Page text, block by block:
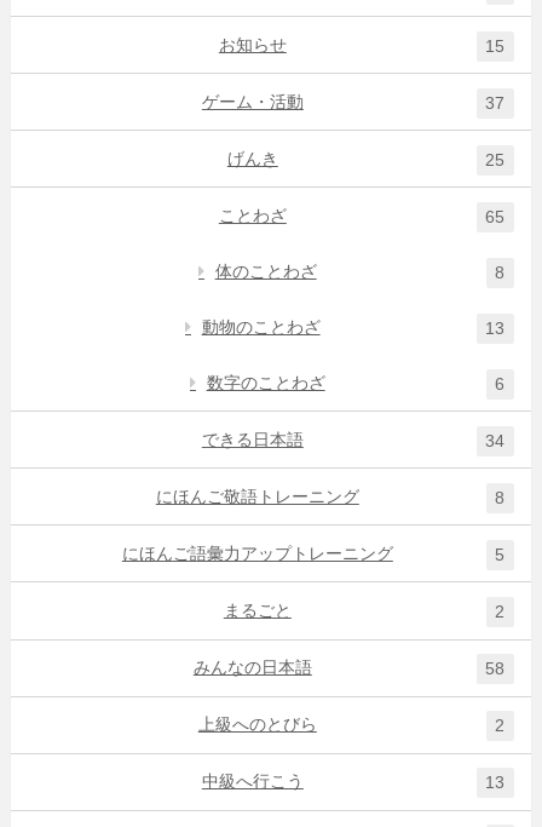
お知らせ 15
ゲーム・活動 37
げんき 25
ことわざ 65
体のことわざ 8
動物のことわざ 13
数字のことわざ 6
できる日本語 34
にほんご敬語トレーニング 8
にほんご語彙力アップトレーニング 5
まるごと 2
みんなの日本語 58
上級へのとびら 2
中級へ行こう 13